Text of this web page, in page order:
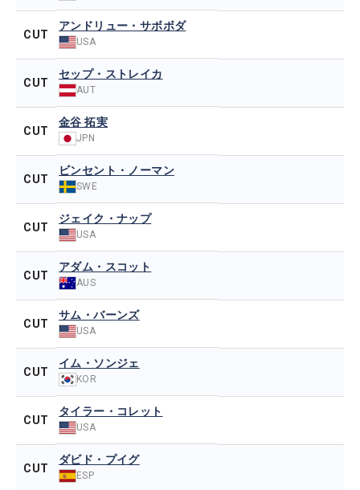
CUT
アンドリュー・サボボダ
USA
CUT
セップ・ストレイカ
AUT
CUT
金谷 拓実
JPN
CUT
ビンセント・ノーマン
SWE
CUT
ジェイク・ナップ
USA
CUT
アダム・スコット
AUS
CUT
サム・バーンズ
USA
CUT
イム・ソンジェ
KOR
CUT
タイラー・コレット
USA
CUT
ダビド・プイグ
ESP